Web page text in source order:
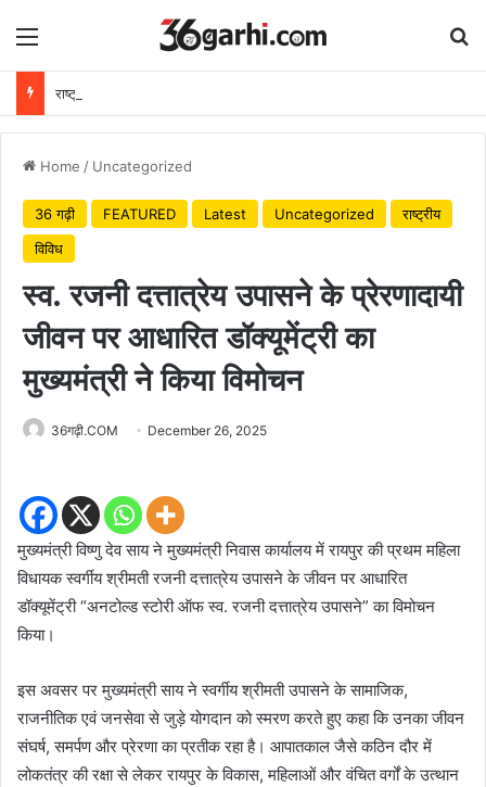
Menu
Home / Uncategorized
36 गढ़ी FEATURED Latest Uncategorized
राष्ट्रीय
विविध
स्व. रजनी दत्तात्रेय उपासने के प्रेरणादायी
जीवन पर आधारित डॉक्यूमेंट्री का
मुख्यमंत्री ने किया विमोचन
36गढ़ी.COM December 26, 2025
मुख्यमंत्री विष्णु देव साय ने मुख्यमंत्री निवास कार्यालय में रायपुर की प्रथम महिला
विधायक स्वर्गीय श्रीमती रजनी दत्तात्रेय उपासने के जीवन पर आधारित
डॉक्यूमेंट्री “अनटोल्ड स्टोरी ऑफ स्व. रजनी दत्तात्रेय उपासने” का विमोचन
किया।
इस अवसर पर मुख्यमंत्री साय ने स्वर्गीय श्रीमती उपासने के सामाजिक,
राजनीतिक एवं जनसेवा से जुड़े योगदान को स्मरण करते हुए कहा कि उनका जीवन
संघर्ष, समर्पण और प्रेरणा का प्रतीक रहा है। आपातकाल जैसे कठिन दौर में
लोकतंत्र की रक्षा से लेकर रायपुर के विकास, महिलाओं और वंचित वर्गों के उत्थान